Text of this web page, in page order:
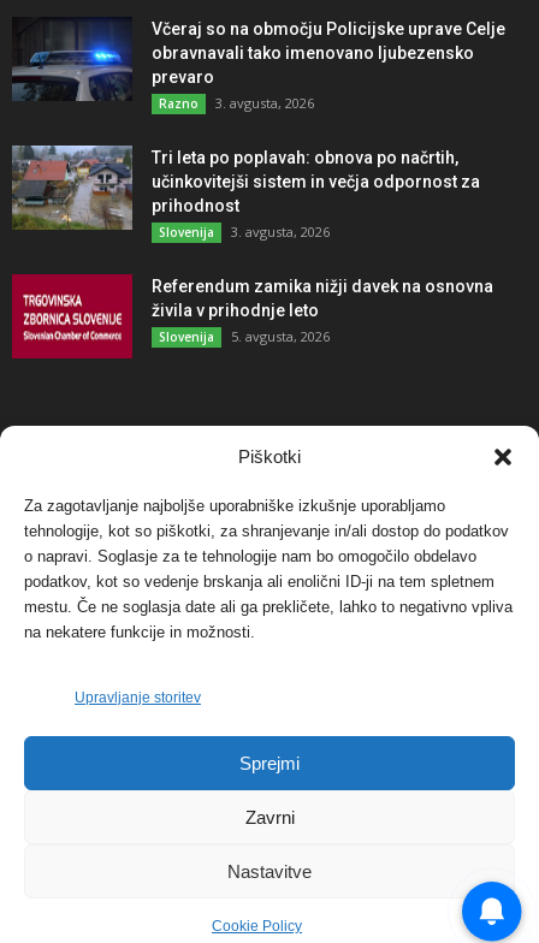
Piškotki
Za zagotavljanje najboljše uporabniške izkušnje uporabljamo
tehnologije, kot so piškotki, za shranjevanje in/ali dostop do podatkov
o napravi. Soglasje za te tehnologije nam bo omogočilo obdelavo
podatkov, kot so vedenje brskanja ali enolični ID-ji na tem spletnem
mestu. Če ne soglasja date ali ga prekličete, lahko to negativno vpliva
na nekatere funkcije in možnosti.
Upravljanje storitev
Sprejmi
Zavrni
Nastavitve
Cookie Policy
Včeraj so na območju Policijske uprave Celje
obravnavali tako imenovano ljubezensko
prevaro
Razno 3. avgusta, 2026
Tri leta po poplavah: obnova po načrtih,
učinkovitejši sistem in večja odpornost za
prihodnost
Slovenija 3. avgusta, 2026
Referendum zamika nižji davek na osnovna
živila v prihodnje leto
Slovenija 5. avgusta, 2026
NAJBOLJ KOMENTIRANO
Protest proti vetrnim elektrarnam na Ojstrici, v
svetu pa vedno bolj...
Dogodki 12. maja, 2017
Tožilstvo v Celovcu v korist elektrarnam
Verbund
FOTO: Razstava cvetličarskega mojstra Andreja
Dogodki 27. novembra, 2017
© 2026 | eKoroška.si